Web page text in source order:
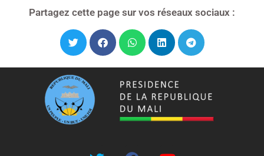
Partagez cette page sur vos réseaux sociaux :